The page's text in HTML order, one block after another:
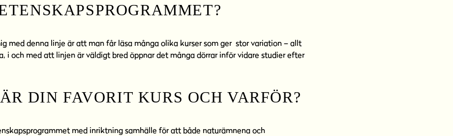
med denna linje är att man får läsa många olika kurser som ger stor variation – allt
i och med att linjen är väldigt bred öppnar det många dörrar inför vidare studier efter
DIN FAVORIT KURS OCH VARFÖR?
med inriktning samhälle för att både naturämnena och